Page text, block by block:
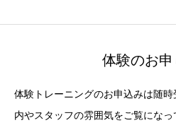
体験のお
体験トレーニングのお申込みは随
内やスタッフの雰囲気をご覧になっ